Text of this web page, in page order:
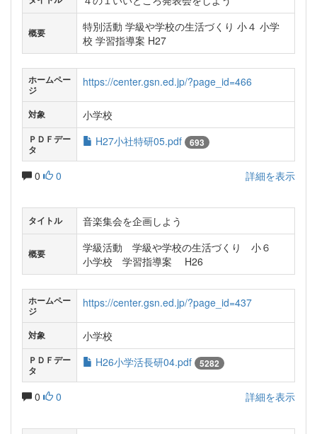
概要
特別活動 学級や学校の生活づくり 小４ 小学
校 学習指導案 H27
ホームペー
ジ
https://center.gsn.ed.jp/?page_id=466
対象 小学校
ＰＤＦデー
タ
H27小社特研05.pdf 693
0 0 詳細を表示
タイトル 音楽集会を企画しよう
概要
学級活動 学級や学校の生活づくり 小６
小学校 学習指導案 H26
ホームペー
ジ
https://center.gsn.ed.jp/?page_id=437
対象 小学校
ＰＤＦデー
タ
H26小学活長研04.pdf 5282
0 0 詳細を表示